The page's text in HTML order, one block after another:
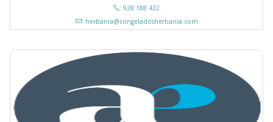
: 928 188 422
: herbania@congeladosherbania.com